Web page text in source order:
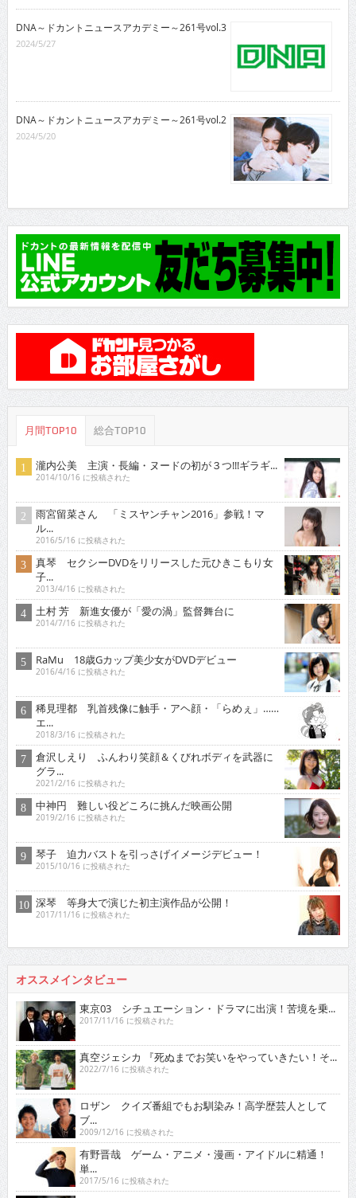
DNA～ドカントニュースアカデミー～261号vol.3
2024/5/27
DNA～ドカントニュースアカデミー～261号vol.2
2024/5/20
月間TOP10 総合TOP10
瀧内公美 主演・長編・ヌードの初が３つ!!!ギラギ...
2014/10/16 に投稿された
雨宮留菜さん 「ミスヤンチャン2016」参戦！マ
ル...
2016/5/16 に投稿された
真琴 セクシーDVDをリリースした元ひきこもり女
子...
2013/4/16 に投稿された
土村 芳 新進女優が「愛の渦」監督舞台に
2014/7/16 に投稿された
RaMu 18歳Gカップ美少女がDVDデビュー
2016/4/16 に投稿された
稀見理都 乳首残像に触手・アヘ顔・「らめぇ」……
エ...
2018/3/16 に投稿された
倉沢しえり ふんわり笑顔＆くびれボディを武器に
グラ...
2021/2/16 に投稿された
中神円 難しい役どころに挑んだ映画公開
2019/2/16 に投稿された
琴子 迫力バストを引っさげイメージデビュー！
2015/10/16 に投稿された
深琴 等身大で演じた初主演作品が公開！
2017/11/16 に投稿された
オススメインタビュー
東京03 シチュエーション・ドラマに出演！苦境を乗...
2017/11/16 に投稿された
真空ジェシカ 『死ぬまでお笑いをやっていきたい！そ...
2022/7/16 に投稿された
ロザン クイズ番組でもお馴染み！高学歴芸人として
ブ...
2009/12/16 に投稿された
有野晋哉 ゲーム・アニメ・漫画・アイドルに精通！
単...
2017/5/16 に投稿された